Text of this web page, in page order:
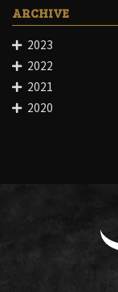
ARCHIVE
2023
2022
2021
2020